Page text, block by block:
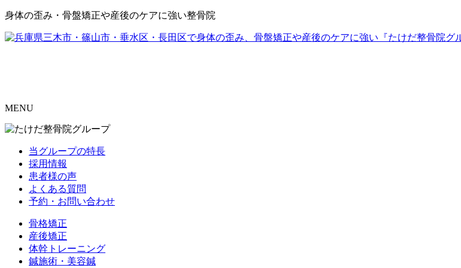
身体の歪み・骨盤矯正や産後のケアに強い整骨院
MENU
当グループの特長
採用情報
患者様の声
よくある質問
予約・お問い合わせ
骨格矯正
産後矯正
体幹トレーニング
鍼施術・美容鍼